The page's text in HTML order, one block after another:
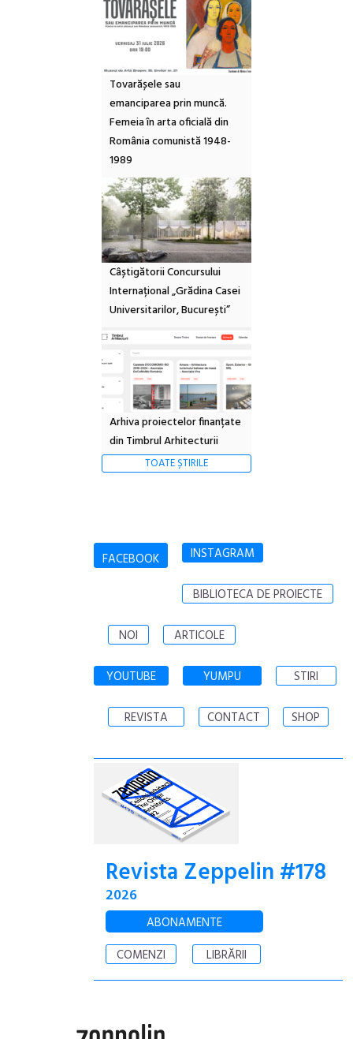
Tovarășele sau
emanciparea prin muncă.
Femeia în arta oficială din
România comunistă 1948-
1989
Câștigătorii Concursului
Internațional „Grădina Casei
Universitarilor, București”
Arhiva proiectelor finanțate
din Timbrul Arhitecturii
TOATE ȘTIRILE
FACEBOOK INSTAGRAM
BIBLIOTECA DE PROIECTE
NOI ARTICOLE
YOUTUBE YUMPU STIRI
REVISTA CONTACT SHOP
Revista Zeppelin #178
2026
ABONAMENTE
COMENZI
LIBRĂRII